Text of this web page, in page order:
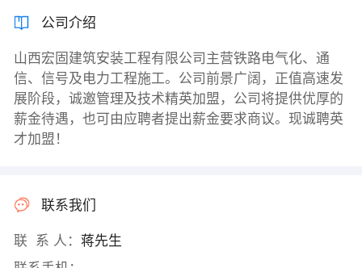
公司介绍
山西宏固建筑安装工程有限公司主营铁路电气化、通
信、信号及电力工程施工。公司前景广阔，正值高速发
展阶段，诚邀管理及技术精英加盟，公司将提供优厚的
薪金待遇，也可由应聘者提出薪金要求商议。现诚聘英
才加盟！
联系我们
联 系 人： 蒋先生